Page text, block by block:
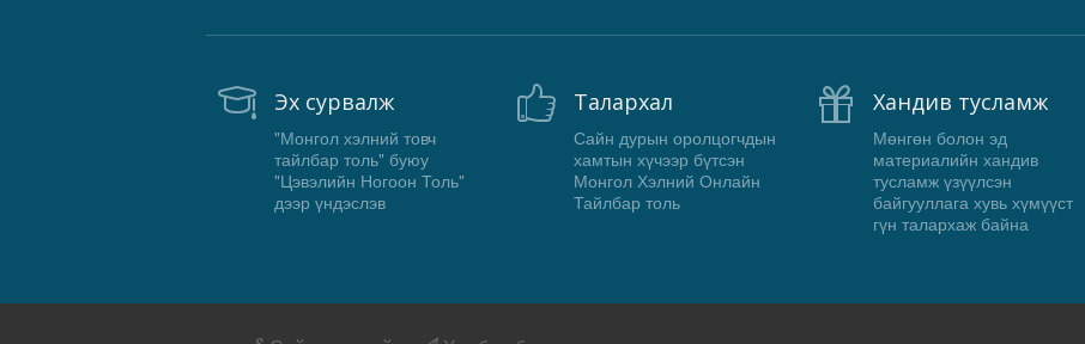
Эх сурвалж
"Монгол хэлний товч
тайлбар толь" буюу
"Цэвэлийн Ногоон Толь"
дээр үндэслэв
Талархал
Сайн дурын оролцогчдын
хамтын хүчээр бүтсэн
Монгол Хэлний Онлайн
Тайлбар толь
Хандив тусламж
Мөнгөн болон эд
материалийн хандив
тусламж үзүүлсэн
байгууллага хувь хүмүүст
гүн талархаж байна